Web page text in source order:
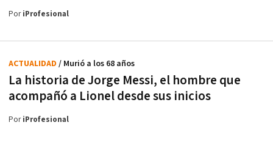
PoriProfesional
La historia de Jorge Messi, el hombre que
acompañó a Lionel desde sus inicios
ACTUALIDAD / Murió a los 68 años
PoriProfesional